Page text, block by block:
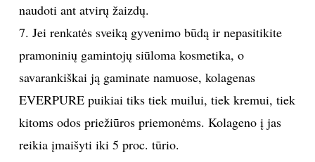
naudoti ant atvirų žaizdų.
7. Jei renkatės sveiką gyvenimo būdą ir nepasitikite
pramoninių gamintojų siūloma kosmetika, o
savarankiškai ją gaminate namuose, kolagenas
EVERPURE puikiai tiks tiek muilui, tiek kremui, tiek
kitoms odos priežiūros priemonėms. Kolageno į jas
reikia įmaišyti iki 5 proc. tūrio.